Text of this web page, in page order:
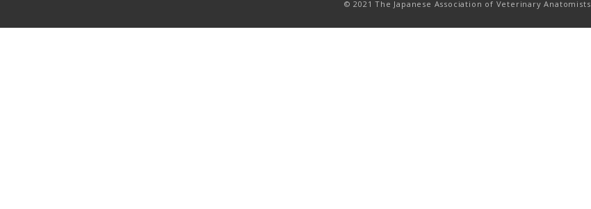
© 2021 The Japanese Association of Veterinary Anatomists